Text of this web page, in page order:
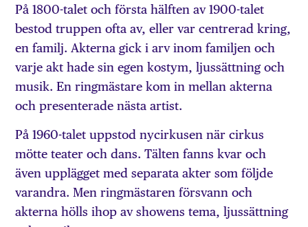
På 1800-talet och första hälften av 1900-talet
bestod truppen ofta av, eller var centrerad kring,
en familj. Akterna gick i arv inom familjen och
varje akt hade sin egen kostym, ljussättning och
musik. En ringmästare kom in mellan akterna
och presenterade nästa artist.
På 1960-talet uppstod nycirkusen när cirkus
mötte teater och dans. Tälten fanns kvar och
även upplägget med separata akter som följde
varandra. Men ringmästaren försvann och
akterna hölls ihop av showens tema, ljussättning